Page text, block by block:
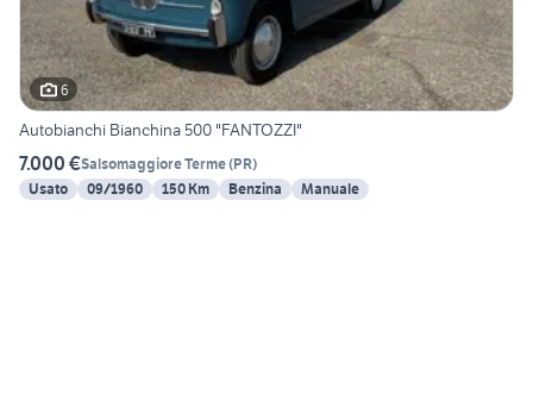
6
Autobianchi Bianchina 500 "FANTOZZI"
7.000 €Salsomaggiore Terme(PR)
Usato
09/1960 150 Km Benzina Manuale